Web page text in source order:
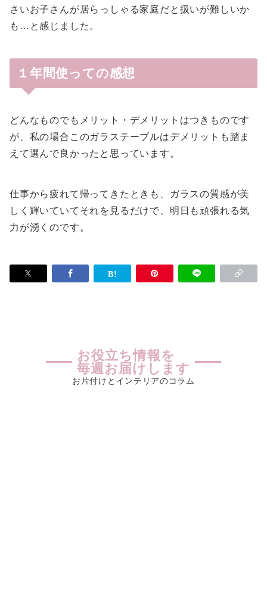
さいお子さんが居らっしゃる家庭だと扱いが難しいか
も…と感じました。
１年間使っての感想
どんなものでもメリット・デメリットはつきものです
が、私の場合このガラステーブルはデメリットも踏ま
えて選んで良かったと思っています。
仕事から疲れて帰ってきたときも、ガラスの質感が美
しく輝いていてそれを見るだけで、明日も頑張れる気
力が湧くのです。
お役立ち情報を
毎週お届けします
お片付けとインテリアのコラム